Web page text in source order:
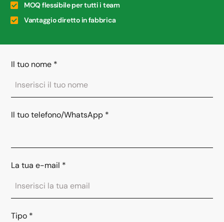
MOQ flessibile per tutti i team
Vantaggio diretto in fabbrica
Il tuo nome *
Il tuo telefono/WhatsApp *
La tua e-mail *
Tipo *